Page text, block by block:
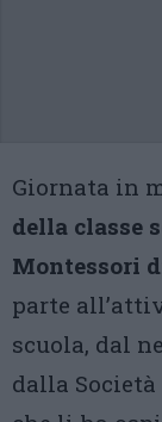
Giornata in
della classe
Montessori
parte
scuola, dal
dalla